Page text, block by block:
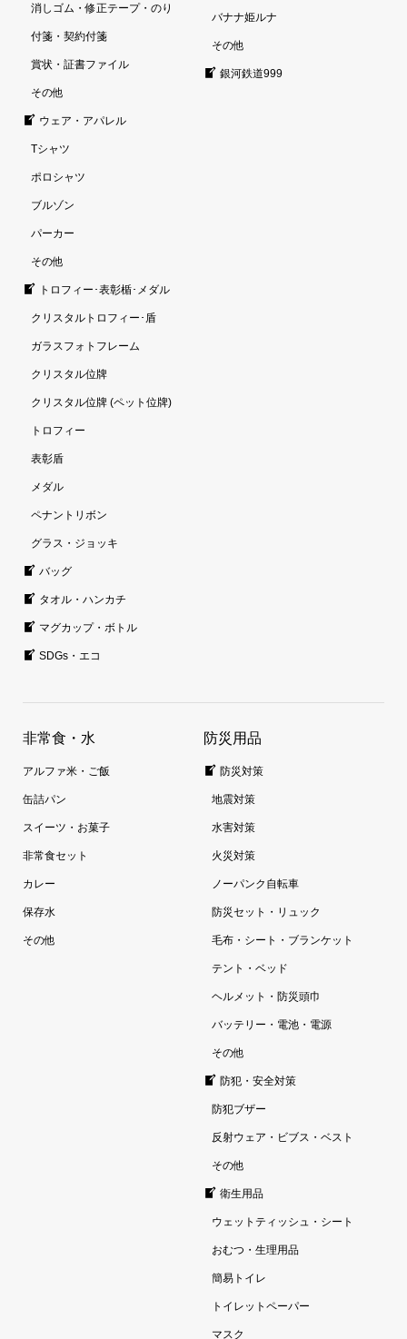
消しゴム・修正テープ・のり
付箋・契約付箋
賞状・証書ファイル
その他
ウェア・アパレル
Tシャツ
ポロシャツ
ブルゾン
パーカー
その他
トロフィー･表彰楯･メダル
クリスタルトロフィー･盾
ガラスフォトフレーム
クリスタル位牌
クリスタル位牌 (ペット位牌)
トロフィー
表彰盾
メダル
ペナントリボン
グラス・ジョッキ
バッグ
タオル・ハンカチ
マグカップ・ボトル
SDGs・エコ
バナナ姫ルナ
その他
銀河鉄道999
非常食・水
アルファ米・ご飯
缶詰パン
スイーツ・お菓子
非常食セット
カレー
保存水
その他
防災用品
防災対策
地震対策
水害対策
火災対策
ノーパンク自転車
防災セット・リュック
毛布・シート・ブランケット
テント・ベッド
ヘルメット・防災頭巾
バッテリー・電池・電源
その他
防犯・安全対策
防犯ブザー
反射ウェア・ビブス・ベスト
その他
衛生用品
ウェットティッシュ・シート
おむつ・生理用品
簡易トイレ
トイレットペーパー
マスク